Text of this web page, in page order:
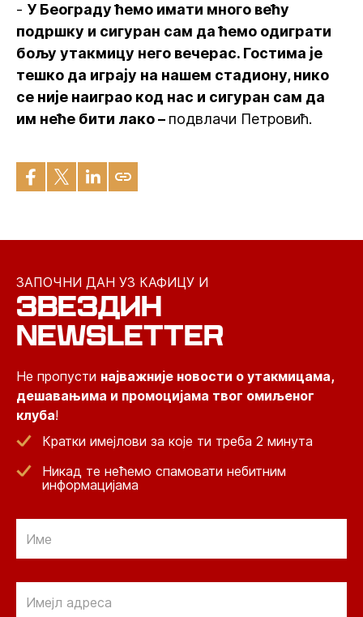
- У Београду ћемо имати много већу
подршку и сигуран сам да ћемо одиграти
бољу утакмицу него вечерас. Гостима је
тешко да играју на нашем стадиону, нико
се није наиграо код нас и сигуран сам да
им неће бити лако – подвлачи Петровић.
ЗАПОЧНИ ДАН УЗ КАФИЦУ И
ЗВЕЗДИН
NEWSLETTER
Не пропусти најважније новости о утакмицама,
дешавањима и промоцијама твог омиљеног
клуба!
Кратки имејлови за које ти треба 2 минута
Никад те нећемо спамовати небитним
информацијама